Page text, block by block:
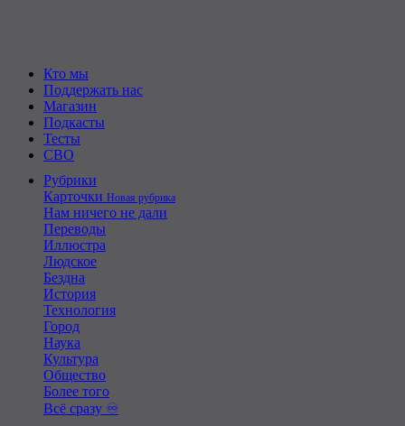
Кто мы
Поддержать нас
Магазин
Подкасты
Тесты
СВО
Рубрики
Карточки Новая рубрика
Нам ничего не дали
Переводы
Иллюстра
Людское
Бездна
История
Технология
Город
Наука
Культура
Общество
Более того
Всё сразу ♾️